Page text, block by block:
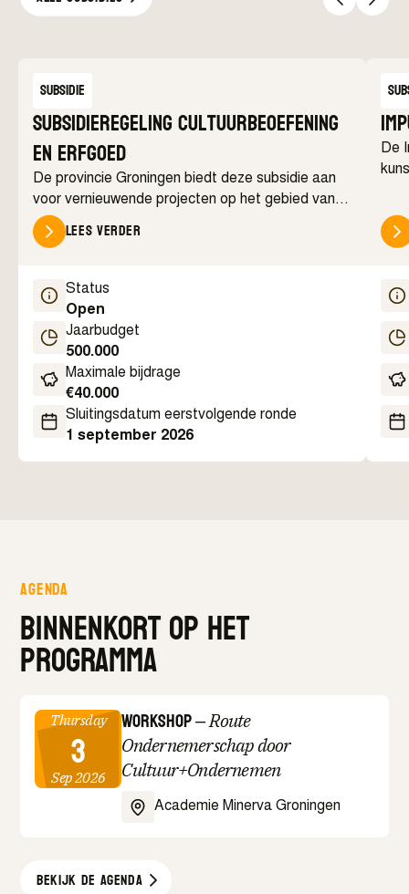
Subsidie
Subsidieregeling cultuurbeoefening
en erfgoed
De provincie Groningen biedt deze subsidie aan
voor vernieuwende projecten op het gebied van
amateurkunst, actieve cultuurdeelname en
erfgoed. De regeling richt zich op initiatieven die
erfgoed en archeologie, zowel in de ontwikkeling
als uitvoering van een project.
Lees verder
Status
Open
Jaarbudget
500.000
Maximale bijdrage
€40.000
Sluitingsdatum eerstvolgende ronde
1 september 2026
De
Agenda
Binnenkort op het
programma
Thursday
3
Sep 2026
Workshop–Route
Ondernemerschap door
Cultuur+Ondernemen
Academie Minerva Groningen
Bekijk de agenda